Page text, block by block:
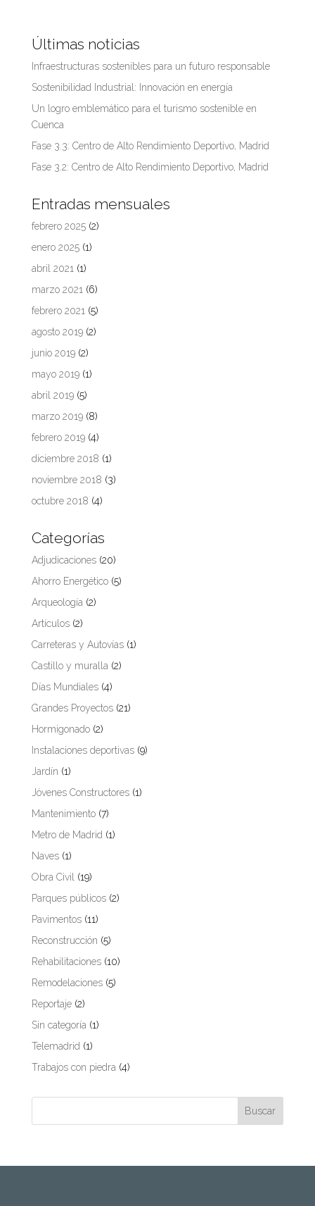
Últimas noticias
Infraestructuras sostenibles para un futuro responsable
Sostenibilidad Industrial: Innovación en energía
Un logro emblemático para el turismo sostenible en
Cuenca
Fase 3.3: Centro de Alto Rendimiento Deportivo, Madrid
Fase 3.2: Centro de Alto Rendimiento Deportivo, Madrid
Entradas mensuales
febrero 2025(2)
enero 2025(1)
abril 2021 (1)
marzo 2021 (6)
febrero 2021 (5)
agosto 2019(2)
junio 2019(2)
mayo 2019(1)
abril 2019(5)
marzo 2019(8)
febrero 2019(4)
diciembre 2018 (1)
noviembre 2018 (3)
octubre 2018 (4)
Categorías
Adjudicaciones(20)
Ahorro Energético(5)
Arqueología (2)
Artículos(2)
Carreteras y Autovías(1)
Castillo y muralla (2)
Días Mundiales(4)
Grandes Proyectos(21)
Hormigonado(2)
Instalaciones deportivas(9)
Jardín (1)
Jóvenes Constructores(1)
Mantenimiento(7)
Metro de Madrid (1)
Naves(1)
Obra Civil
(19)
Parques públicos(2)
Pavimentos(11)
Reconstrucción (5)
Rehabilitaciones(10)
Remodelaciones(5)
Reportaje(2)
Sin categoría (1)
Telemadrid (1)
Trabajos con piedra (4)